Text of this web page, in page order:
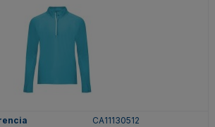
CA11130512